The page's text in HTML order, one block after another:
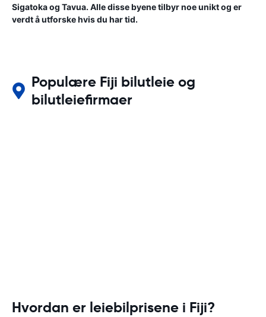
Sigatoka og Tavua. Alle disse byene tilbyr noe unikt og er
verdt å utforske hvis du har tid.
Populære Fiji bilutleie og
bilutleiefirmaer
Hvordan er leiebilprisene i Fiji?